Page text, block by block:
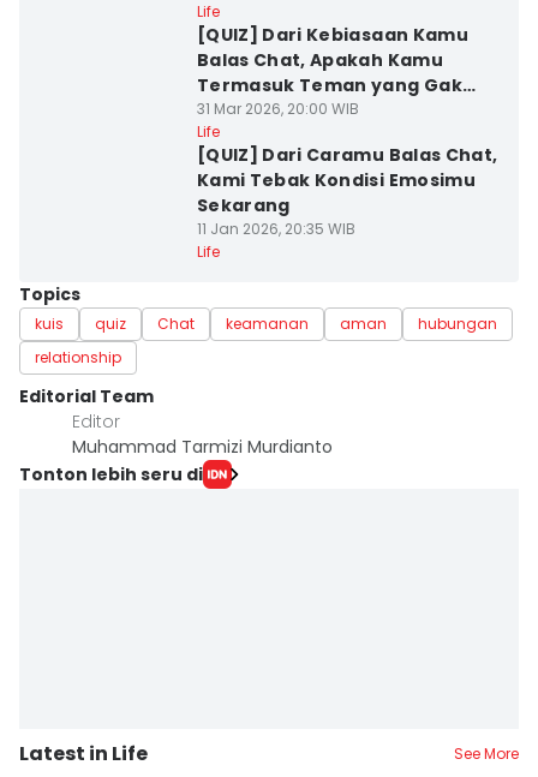
Life
[QUIZ] Dari Kebiasaan Kamu
Balas Chat, Apakah Kamu
Termasuk Teman yang Gak
Punya Sense of Urgency?
31 Mar 2026, 20:00 WIB
Life
[QUIZ] Dari Caramu Balas Chat,
Kami Tebak Kondisi Emosimu
Sekarang
11 Jan 2026, 20:35 WIB
Life
Topics
kuis quiz Chat keamanan aman
hubungan
relationship
Editorial Team
Editor
Muhammad Tarmizi Murdianto
Tonton lebih seru di
Latest in Life See More